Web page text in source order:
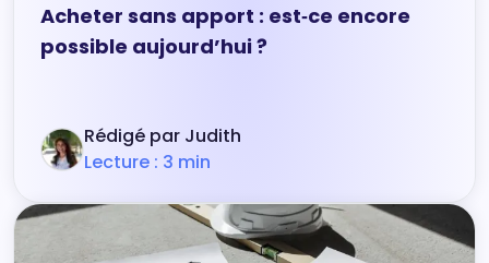
Acheter sans apport : est‑ce encore
possible aujourd’hui ?
Rédigé par Judith
Lecture : 3 min